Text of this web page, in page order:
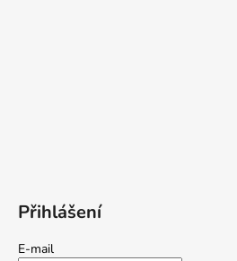
Přihlášení
E-mail